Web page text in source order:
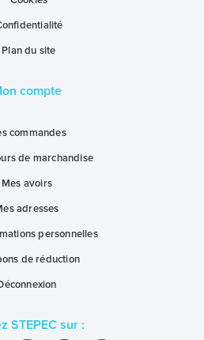
Plan du site
compte
commandes
de marchandise
Mes avoirs
adresses
personnelles
de réduction
STEPEC sur :